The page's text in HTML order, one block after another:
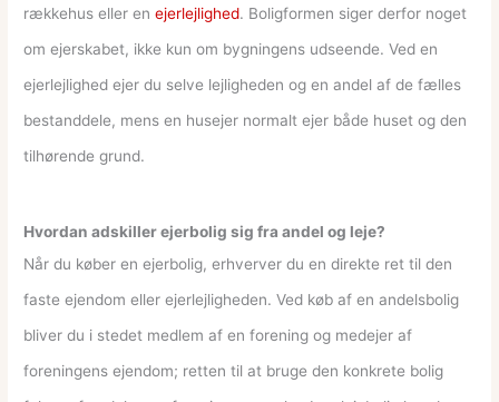
rækkehus eller enejerlejlighed. Boligformen siger derfor noget
om ejerskabet, ikke kun om bygningens udseende. Ved en
ejerlejlighed ejer du selve lejligheden og en andel af de fælles
bestanddele, mens en husejer normalt ejer både huset og den
tilhørende grund.
Hvordan adskiller ejerbolig sig fra andel og leje?
Når du køber en ejerbolig, erhverver du en direkte ret til den
faste ejendom eller ejerlejligheden. Ved køb af en andelsbolig
bliver du i stedet medlem af en forening og medejer af
foreningens ejendom; retten til at bruge den konkrete bolig